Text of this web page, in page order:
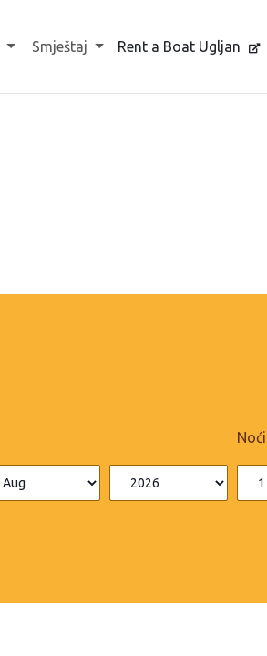
Smještaj Rent a Boat Ugljan